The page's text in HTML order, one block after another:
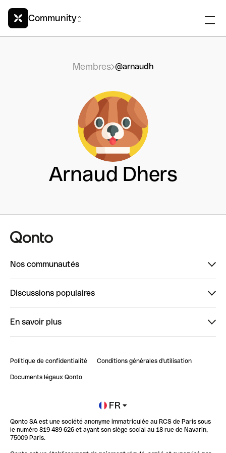
Community
Membres @arnaudh
Arnaud Dhers
Nos communautés
ClubQonto
Discussions populaires
Impact de l'IA sur les carrières/productivité
En savoir plus
Blog
Newsroom
Glossaire finance
Politique de confidentialité Conditions générales d'utilisation
Documents légaux Qonto
FR
Qonto SA est une société anonyme immatriculée au RCS de Paris sous
le numéro 819 489 626 et ayant son siège social au 18 rue de Navarin,
75009 Paris.